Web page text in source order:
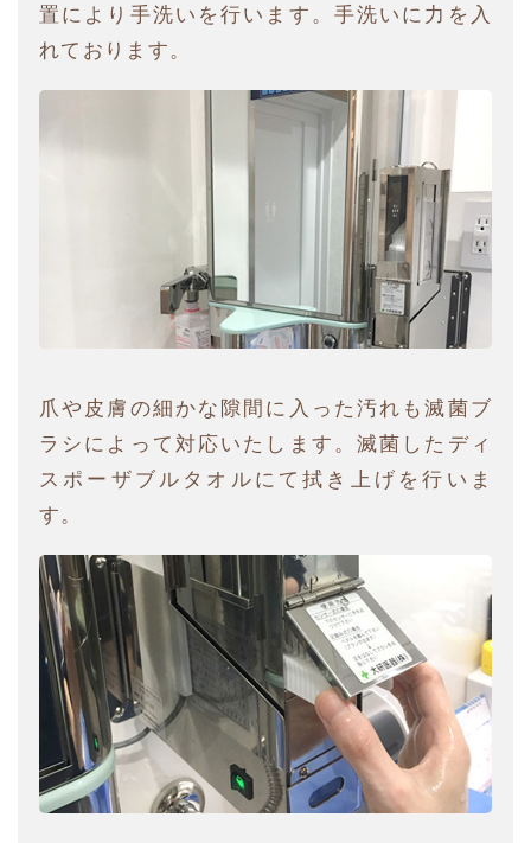
置により手洗いを行います。手洗いに力を入
れております。
爪や皮膚の細かな隙間に入った汚れも滅菌ブ
ラシによって対応いたします。滅菌したディ
スポーザブルタオルにて拭き上げを行いま
す。